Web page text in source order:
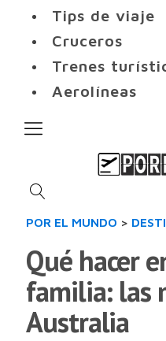
Tips de viaje
Cruceros
Trenes
Aerolíneas
POR EL MUNDO >
Qué hacer
familia: las
Australia